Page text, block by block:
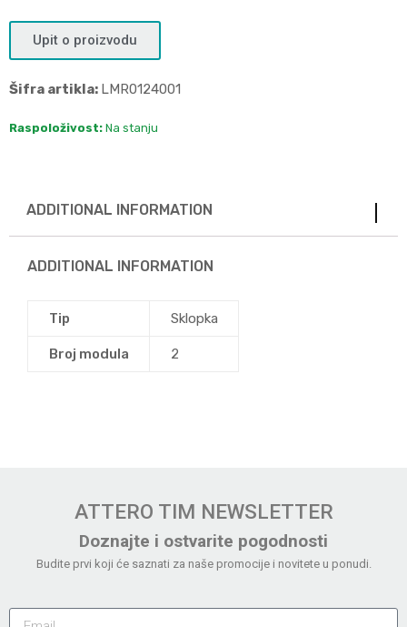
Upit o proizvodu
Šifra artikla: LMR0124001
Raspoloživost: Na stanju
ADDITIONAL INFORMATION
ADDITIONAL INFORMATION
Tip Sklopka
Broj modula 2
ATTERO TIM NEWSLETTER
Doznajte i ostvarite pogodnosti
Budite prvi koji će saznati za naše promocije i novitete u ponudi.